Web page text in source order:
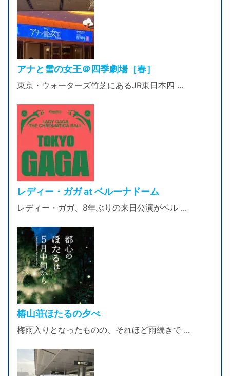
アナと雪の女王＠四季劇場［春］
東京・ウォーターズ竹芝にあるJR東日本四 ...
レディー・ガガ at ベルーナドーム
レディー・ガガ、8年ぶりの来日公演がベル ...
椿山荘ほたるの夕べ
梅雨入りとなったものの、それほど雨続きで ...